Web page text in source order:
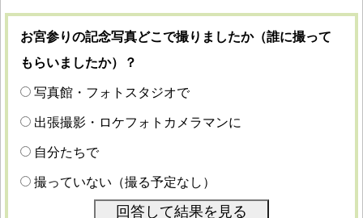
お宮参りの記念写真どこで撮りましたか（誰に撮って
もらいましたか）？
写真館・フォトスタジオで
出張撮影・ロケフォトカメラマンに
自分たちで
撮っていない（撮る予定なし）